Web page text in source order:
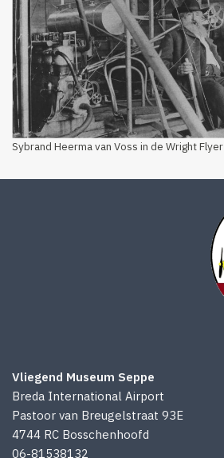
Sybrand Heerma van Voss in de Wright Flyer
Vliegend Museum Seppe
Breda International Airport
Pastoor van Breugelstraat 93E
4744 RC Bosschenhoofd
06-81538132